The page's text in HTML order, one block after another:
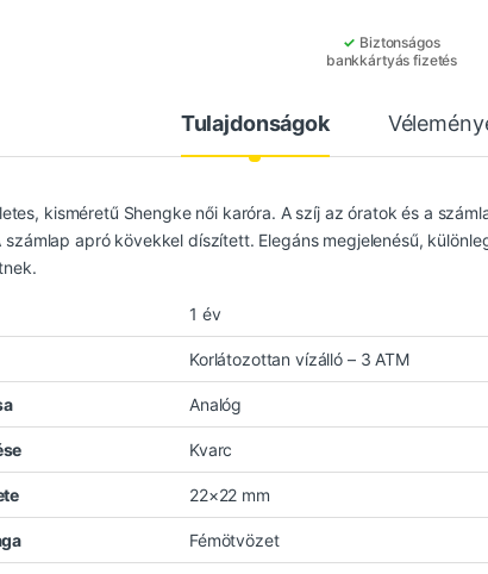
✓ Biztonságos
bankkártyás fizetés
Tulajdonságok
kisméretű Shengke női karóra. A szíj az óratok és a
számlap apró kövekkel díszített. Elegáns megjelenésű,
1 év
Korlátozottan vízálló – 3 ATM
Analóg
Kvarc
22×22 mm
Fémötvözet